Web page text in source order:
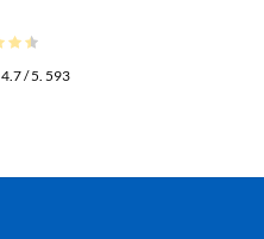
4.7/ 5. 593